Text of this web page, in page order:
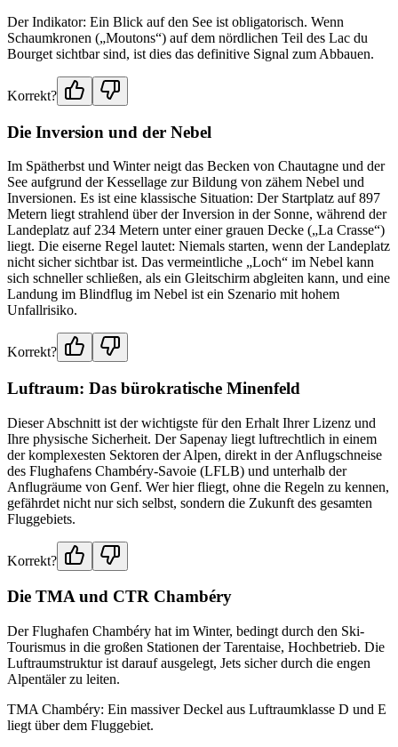
Der Indikator: Ein Blick auf den See ist obligatorisch. Wenn
Schaumkronen („Moutons“) auf dem nördlichen Teil des Lac du
Bourget sichtbar sind, ist dies das definitive Signal zum Abbauen.
Korrekt?
Die Inversion und der Nebel
Im Spätherbst und Winter neigt das Becken von Chautagne und der
See aufgrund der Kessellage zur Bildung von zähem Nebel und
Inversionen. Es ist eine klassische Situation: Der Startplatz auf 897
Metern liegt strahlend über der Inversion in der Sonne, während der
Landeplatz auf 234 Metern unter einer grauen Decke („La Crasse“)
liegt. Die eiserne Regel lautet: Niemals starten, wenn der Landeplatz
nicht sicher sichtbar ist. Das vermeintliche „Loch“ im Nebel kann
sich schneller schließen, als ein Gleitschirm abgleiten kann, und eine
Landung im Blindflug im Nebel ist ein Szenario mit hohem
Unfallrisiko.
Korrekt?
Luftraum: Das bürokratische Minenfeld
Dieser Abschnitt ist der wichtigste für den Erhalt Ihrer Lizenz und
Ihre physische Sicherheit. Der Sapenay liegt luftrechtlich in einem
der komplexesten Sektoren der Alpen, direkt in der Anflugschneise
des Flughafens Chambéry-Savoie (LFLB) und unterhalb der
Anflugräume von Genf. Wer hier fliegt, ohne die Regeln zu kennen,
gefährdet nicht nur sich selbst, sondern die Zukunft des gesamten
Fluggebiets.
Korrekt?
Die TMA und CTR Chambéry
Der Flughafen Chambéry hat im Winter, bedingt durch den Ski-
Tourismus in die großen Stationen der Tarentaise, Hochbetrieb. Die
Luftraumstruktur ist darauf ausgelegt, Jets sicher durch die engen
Alpentäler zu leiten.
TMA Chambéry: Ein massiver Deckel aus Luftraumklasse D und E
liegt über dem Fluggebiet.